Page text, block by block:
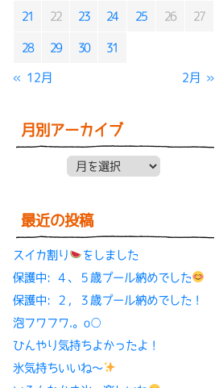
21 22 23 24 25 26 27
28 29 30 31
« 12月 2月 »
月別アーカイブ
月別アーカイブ
最近の投稿
スイカ割り
をしました
保護中: ４、５歳プール納めでした
保護中: ２，３歳プール納めでした！
泡フワフワ.。o○
ひんやり気持ちよかったよ！
氷気持ちいいね〜